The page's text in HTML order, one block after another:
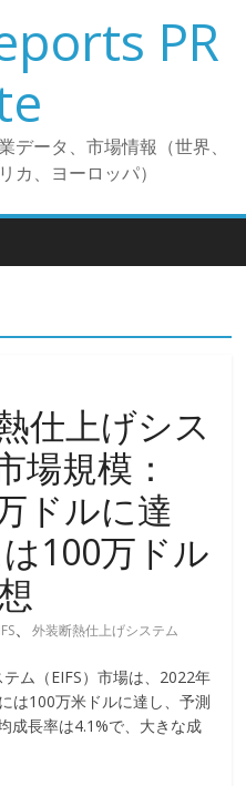
PR
ータ、市場情報（世界、
カ、ヨーロッパ）
仕上げシス
場規模：
ドルに達
100万ドル
、外装断熱仕上げシステム
ム（EIFS）市場は、2022年
は100万米ドルに達し、予測
成長率は4.1%で、大きな成